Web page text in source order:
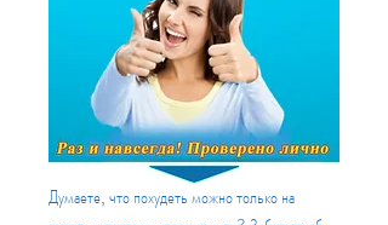
Думаете, что похудеть можно только на